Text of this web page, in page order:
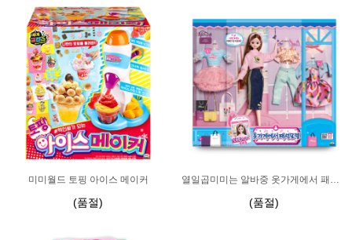
미미월드 토핑 아이스 메이커
(품절)
열일곱미미는 알바중 옷가게에서 패션모델
(품절)